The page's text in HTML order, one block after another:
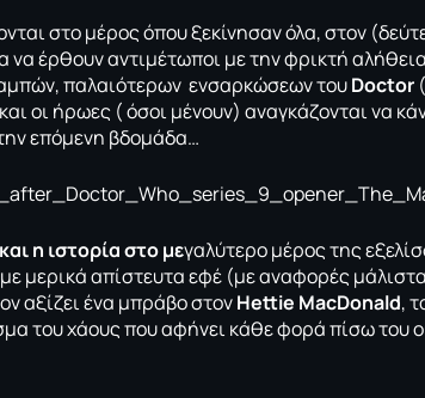
στο μέρος όπου ξεκίνησαν όλα, στον
να έρθουν αντιμέτωποι με την φρικτή
παλαιότερων ενσαρκώσεων τουDoctor
οι ήρωες ( όσοι μένουν) αναγκάζονται να
επόμενη βδομάδα…
η ιστορία στο μεγαλύτερο μέρος της
μερικά απίστευτα εφέ (με αναφορές
αξίζει ένα μπράβο στονHettie MacDonald,
του χάους που αφήνει κάθε φορά πίσω του